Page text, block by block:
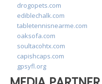
drogopets.com
ediblechalk.com
tabletennisnearme.com
oaksofa.com
soultacohtx.com
capishcaps.com
gpsyfl.org